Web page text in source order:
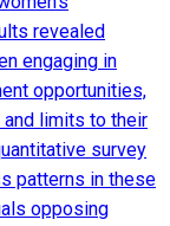
revealed
engaging in
opportunities,
limits to their
survey
patterns in these
opposing